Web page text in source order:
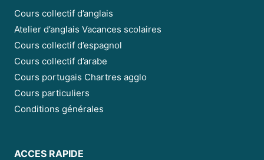
Cours collectif d’anglais
Atelier d’anglais Vacances scolaires
Cours collectif d’espagnol
Cours collectif d’arabe
Cours portugais Chartres agglo
Cours particuliers
Conditions générales
ACCES RAPIDE